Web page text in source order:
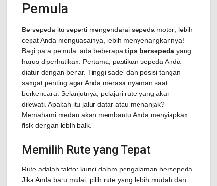
Pemula
Bersepeda itu seperti mengendarai sepeda motor; lebih
cepat Anda menguasainya, lebih menyenangkannya!
Bagi para pemula, ada beberapa tips bersepeda yang
harus diperhatikan. Pertama, pastikan sepeda Anda
diatur dengan benar. Tinggi sadel dan posisi tangan
sangat penting agar Anda merasa nyaman saat
berkendara. Selanjutnya, pelajari rute yang akan
dilewati. Apakah itu jalur datar atau menanjak?
Memahami medan akan membantu Anda menyiapkan
fisik dengan lebih baik.
Memilih Rute yang Tepat
Rute adalah faktor kunci dalam pengalaman bersepeda.
Jika Anda baru mulai, pilih rute yang lebih mudah dan